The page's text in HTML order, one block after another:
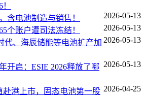
2026-05-13
含电池制造与销售！
2026-05-13
个账户遭司法冻结！
2026-05-13
代、海辰储能等电池扩产加
2026-05-13
开启：ESIE 2026释放了哪
2026-04-25
赴港上市，固态电池第一股